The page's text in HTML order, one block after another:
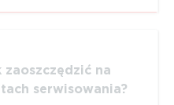
zaoszczędzić na
serwisowania?